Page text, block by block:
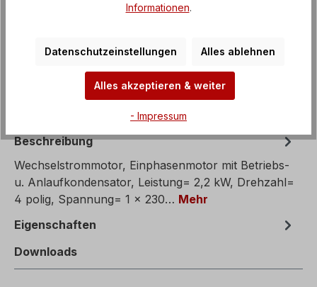
Beschreibung
Wechselstrommotor, Einphasenmotor mit Betriebs-
u. Anlaufkondensator, Leistung= 2,2 kW, Drehzahl=
4 polig, Spannung= 1 x 230… Mehr
Eigenschaften
Downloads
Informationen.
Datenschutzeinstellungen Alles ablehnen
Alles akzeptieren & weiter
- Impressum